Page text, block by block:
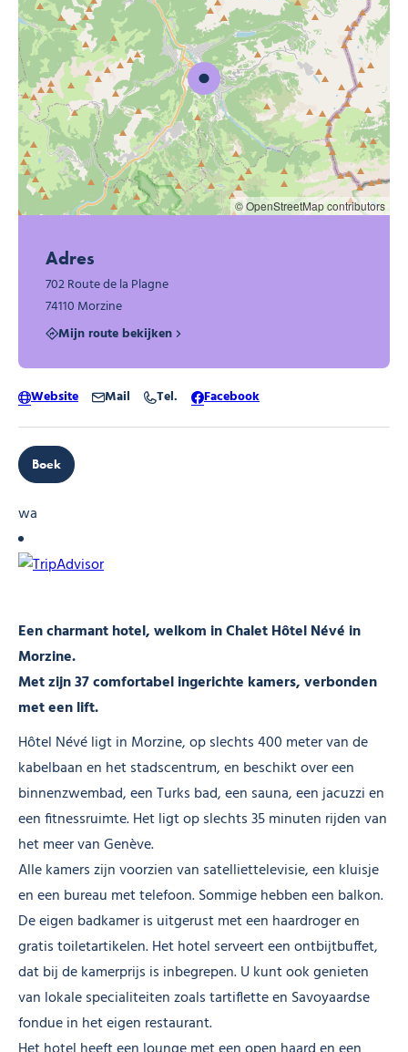
Een charmant hotel, welkom in Chalet Hôtel Névé in
Morzine.
Met zijn 37 comfortabel ingerichte kamers, verbonden
met een lift.
Hôtel Névé ligt in Morzine, op slechts 400 meter van de
kabelbaan en het stadscentrum, en beschikt over een
binnenzwembad, een Turks bad, een sauna, een jacuzzi en
een fitnessruimte. Het ligt op slechts 35 minuten rijden van
het meer van Genève.
Alle kamers zijn voorzien van satelliettelevisie, een kluisje
en een bureau met telefoon. Sommige hebben een balkon.
De eigen badkamer is uitgerust met een haardroger en
gratis toiletartikelen. Het hotel serveert een ontbijtbuffet,
dat bij de kamerprijs is inbegrepen. U kunt ook genieten
van lokale specialiteiten zoals tartiflette en Savoyaardse
fondue in het eigen restaurant.
© OpenStreetMap contributors
Adres
702 Route de la Plagne
74110 Morzine
Mijn route bekijken
Website Mail Tel. Facebook
Boek
wa